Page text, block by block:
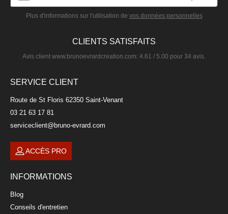
Plus d'informations sur l'utilisation de vos données personnelles
CLIENTS SATISFAITS
Avis client www.brunoevrardcreation.com: 4.61 / 5.00 pour 34 avis.
SERVICE CLIENT
Route de St Floris 62350 Saint-Venant
03 21 63 17 81
serviceclient@bruno-evrard.com
ACCÈS PRO
INFORMATIONS
Blog
Conseils d'entretien